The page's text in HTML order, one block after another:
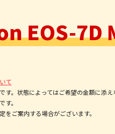
EOS-7D
て
。状態によってはご希望の金額に添
。
ご案内する場合がございます。